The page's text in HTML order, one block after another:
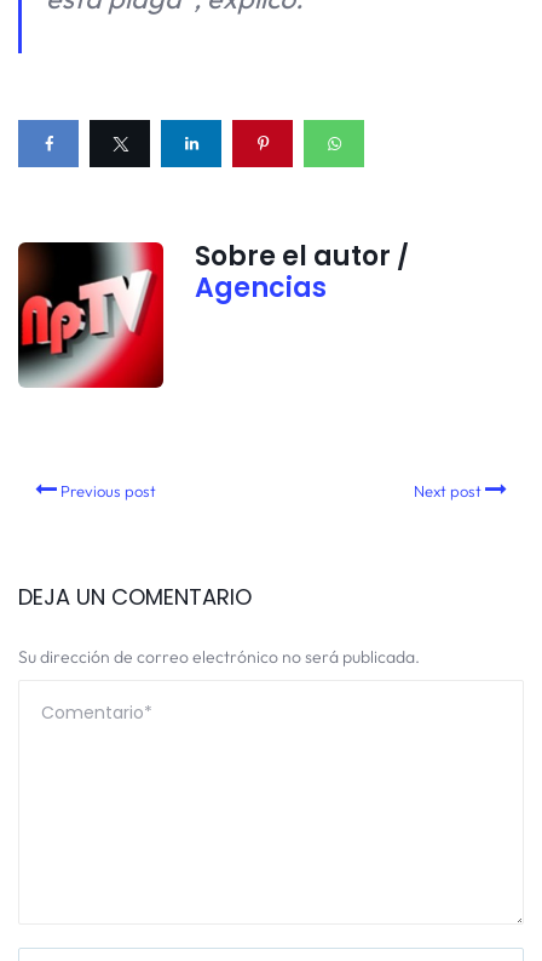
Sobre el autor /
Agencias
Previous post Next post
DEJA UN COMENTARIO
Su dirección de correo electrónico no será publicada.